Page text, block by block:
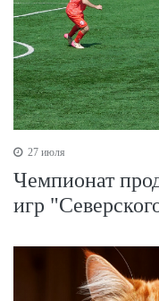
27 июля
Чемпионат
игр